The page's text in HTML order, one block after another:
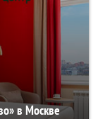
в Москве